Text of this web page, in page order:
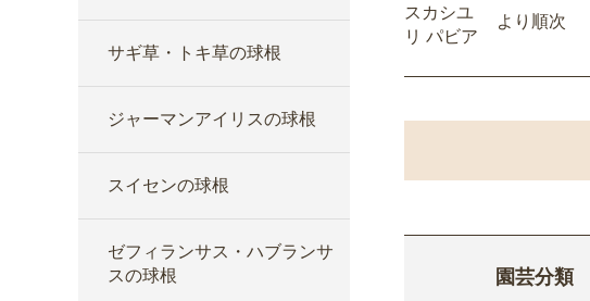
サギ草・トキ草の球根
ジャーマンアイリスの球根
スイセンの球根
ゼフィランサス・ハブランサ
スの球根
スカシユ
リ パビア
より順次
園芸分類